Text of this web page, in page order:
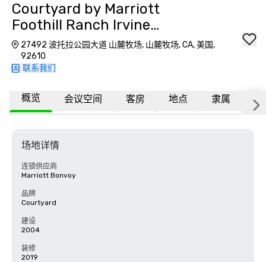
Courtyard by Marriott
Foothill Ranch Irvine
East/Lake Forest
27492 波托拉公园大道 山麓牧场, 山麓牧场, CA, 美国,
92610
联系我们
概览 会议空间 客房 地点 隶属 常
场地详情
连锁供应商
Marriott Bonvoy
品牌
Courtyard
建设
2004
装修
2019